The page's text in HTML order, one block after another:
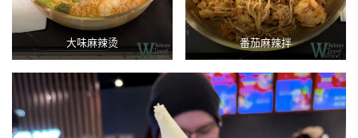
大味麻辣烫 番茄麻辣拌